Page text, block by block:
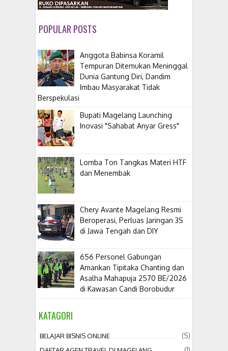
POPULAR POSTS
Anggota Babinsa Koramil
Tempuran Ditemukan Meninggal
Dunia Gantung Diri, Dandim
Imbau Masyarakat Tidak
Berspekulasi
Bupati Magelang Launching
Inovasi "Sahabat Anyar Gress"
Lomba Ton Tangkas Materi HTF
dan Menembak
​Chery Avante Magelang Resmi
Beroperasi, Perluas Jaringan 3S
di Jawa Tengah dan DIY
656 Personel Gabungan
Amankan Tipitaka Chanting dan
Asalha Mahapuja 2570 BE/2026
di Kawasan Candi Borobudur
KATAGORI
BELAJAR BISNIS ONLINE (5)